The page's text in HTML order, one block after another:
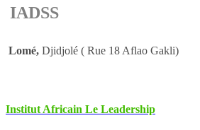
IADSS
Lomé, Djidjolé ( Rue 18 Aflao Gakli)
Institut Africain Le Leadership